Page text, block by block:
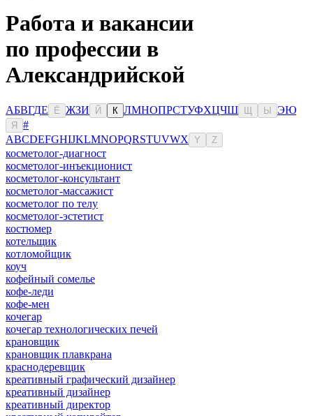
Работа и вакансии
по профессии в
Александрийской
АБВГДЕ Ё ЖЗИ Й К ЛМНОПРСТУФХЦЧШ Ы ЭЮ
Я
#
ABCDEFGHIJKLMNOPQRSTUVWX Y Z
косметолог-диагност
косметолог-инъекционист
косметолог-консультант
косметолог-массажист
косметолог по телу
косметолог-эстетист
костюмер
котельщик
котломойщик
коуч
кофейный сомелье
кофе-леди
кофе-мен
кочегар
кочегар технологических печей
крановщик
крановщик плавкрана
краснодеревщик
креативный графический дизайнер
креативный дизайнер
креативный директор